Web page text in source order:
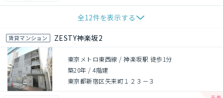
全12件を表示する
賃貸マンション ZESTY神楽坂2
東京メトロ東西線 / 神楽坂駅 徒歩1分
築20年 /4階建
東京都新宿区矢来町１２３－３